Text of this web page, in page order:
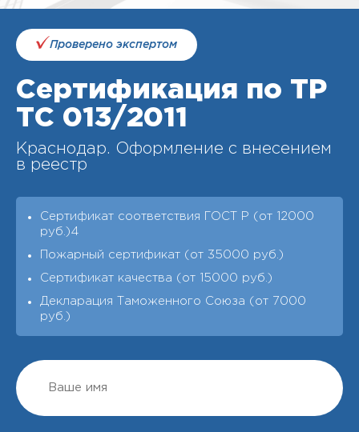
Проверено экспертом
Сертификация по ТР
ТС 013/2011
Краснодар. Оформление с внесением
в реестр
Сертификат соответствия ГОСТ Р (от 12000
руб.)4
Пожарный сертификат (от 35000 руб.)
Сертификат качества (от 15000 руб.)
Декларация Таможенного Союза (от 7000
руб.)